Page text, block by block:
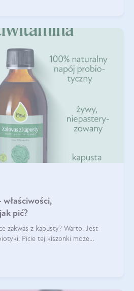
pić?
zakwas z kapusty? Warto. Jest
Picie tej kiszonki może